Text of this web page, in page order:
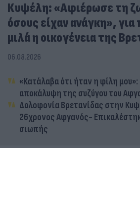
Κυψέλη: «Αφιέρωσε τη
όσους είχαν ανάγκη»,
μιλά η οικογένεια της
06.08.2026
«Κατάλαβα ότι ήταν η φίλη
αποκάλυψη της συζύγου του
Δολοφονία Βρετανίδας στην
26χρονος Αφγανός-
σιωπής